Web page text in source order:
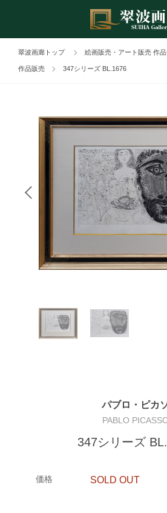
翠波画廊トップ 絵画販売・アート販売 作
作品販売 347シリーズ BL.1676
パブロ・ピカ
PABLO
347シリーズ
価格 SOLD OUT